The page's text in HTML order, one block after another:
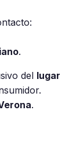
.
del lugar
.